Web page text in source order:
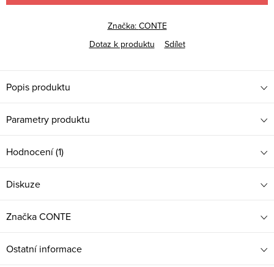
Značka: CONTE
Dotaz k produktu
Sdílet
Popis produktu
Parametry produktu
Hodnocení (1)
Diskuze
ZnačkaCONTE
Ostatní informace